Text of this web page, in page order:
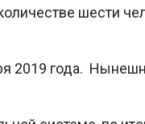
шести
2019 года.